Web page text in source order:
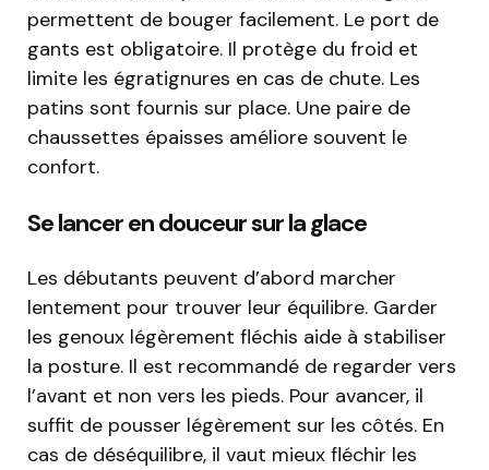
permettent de bouger facilement. Le port de
gants est obligatoire. Il protège du froid et
limite les égratignures en cas de chute. Les
patins sont fournis sur place. Une paire de
chaussettes épaisses améliore souvent le
confort.
Se lancer en douceur sur la glace
Les débutants peuvent d’abord marcher
lentement pour trouver leur équilibre. Garder
les genoux légèrement fléchis aide à stabiliser
la posture. Il est recommandé de regarder vers
l’avant et non vers les pieds. Pour avancer, il
suffit de pousser légèrement sur les côtés. En
cas de déséquilibre, il vaut mieux fléchir les